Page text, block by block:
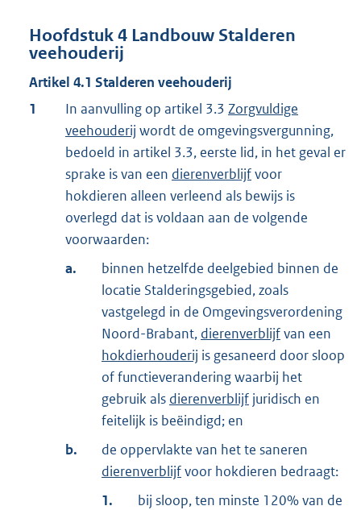
Hoofdstuk4 Landbouw Stalderen
veehouderij
Artikel 4.1 Stalderen veehouderij
1
In aanvulling op artikel 3.3 Zorgvuldige
veehouderij wordt de omgevingsvergunning,
bedoeld in artikel 3.3, eerste lid, in het geval er
sprake is van een dierenverblijfvoor
hokdieren alleen verleend als bewijs is
overlegd dat is voldaan aan de volgende
voorwaarden:
a.
binnen hetzelfde deelgebied binnen de
locatie Stalderingsgebied, zoals
vastgelegd in de Omgevingsverordening
Noord-Brabant, dierenverblijfvan een
hokdierhouderij is gesaneerd door sloop
of functieverandering waarbij het
gebruik als dierenverblijf juridisch en
feitelijk is beëindigd; en
b.
de oppervlakte van het te saneren
dierenverblijfvoor hokdieren bedraagt:
1.
bij sloop, ten minste 120% van de